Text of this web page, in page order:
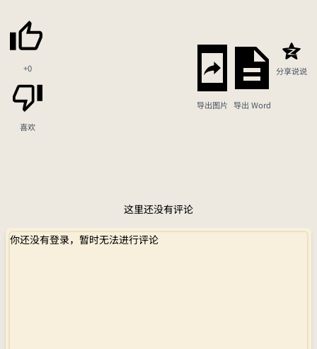
+0
喜欢
导出图片 导出 Word
分享说说
这里还没有评论
你还没有登录，暂时无法进行评论